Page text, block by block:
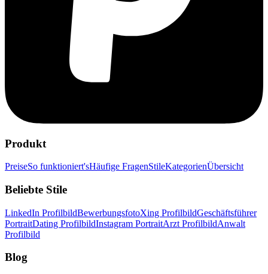
Produkt
PreiseSo funktioniert'sHäufige FragenStileKategorienÜbersicht
Beliebte Stile
LinkedIn ProfilbildBewerbungsfotoXing ProfilbildGeschäftsführer
PortraitDating ProfilbildInstagram PortraitArzt ProfilbildAnwalt
Profilbild
Blog